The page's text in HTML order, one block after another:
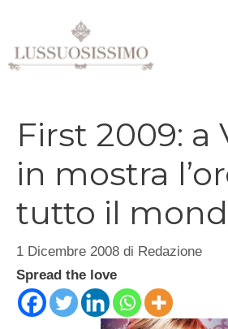
contenuto
First 2009: a
in mostra
tutto il
1 Dicembre 2008 di Redazione
Spread the love